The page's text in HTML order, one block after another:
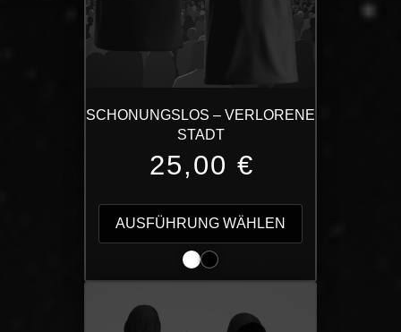
SCHONUNGSLOS – VERLORENE
STADT
25,00 €
AUSFÜHRUNG WÄHLEN
weist